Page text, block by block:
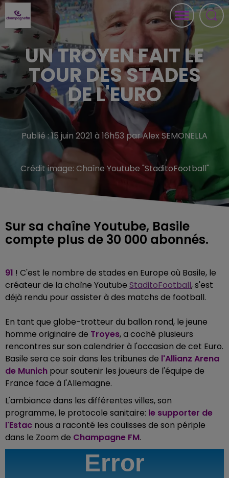
UN TROYEN FAIT LE
TOUR DES STADES
DE L'EURO
Publié : 15 juin 2021 à 16h53 par Alex SEMONELLA
Crédit image: Chaîne Youtube "StaditoFootball"
Sur sa chaîne Youtube, Basile
compte plus de 30 000 abonnés.
91 ! C'est le nombre de stades en Europe où Basile, le
créateur de la chaîne Youtube StaditoFootball, s'est
déjà rendu pour assister à des matchs de football.
En tant que globe-trotteur du ballon rond, le jeune
homme originaire de Troyes, a coché plusieurs
rencontres sur son calendrier à l'occasion de cet Euro.
Basile sera ce soir dans les tribunes de l'Allianz Arena
de Munich pour soutenir les joueurs de l'équipe de
France face à l'Allemagne.
L'ambiance dans les différentes villes, son
programme, le protocole sanitaire: le supporter de
l'Estac nous a raconté les coulisses de son périple
dans le Zoom de Champagne FM.